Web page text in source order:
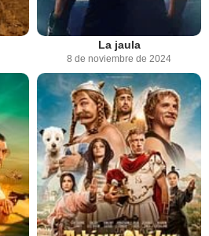
La jaula
8 de noviembre de 2024